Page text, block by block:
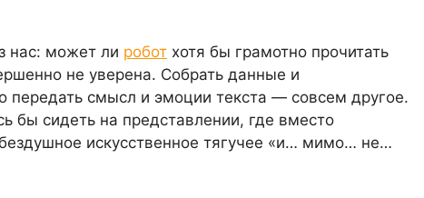
нас: может ли робот хотя бы грамотно прочитать
не уверена. Собрать данные и
передать смысл и эмоции текста — совсем другое.
бы сидеть на представлении, где вместо
искусственное тягучее «и… мимо… не…